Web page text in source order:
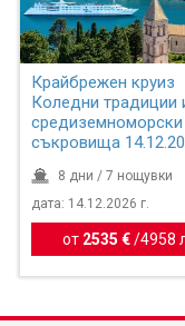
Крайбрежен круиз
Коледни традиции
средиземноморски
съкровища
8 дни / 7 нощувки
дата: 14.12.2026 г.
от 2535 € /4958